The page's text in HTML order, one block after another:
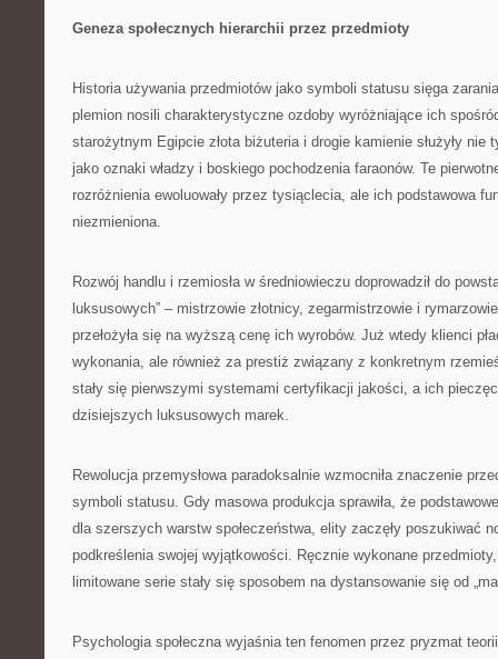
Geneza społecznych hierarchii przez przedmioty
Historia używania przedmiotów jako symboli statusu sięga
plemion nosili charakterystyczne ozdoby wyróżniające ich
starożytnym Egipcie złota biżuteria i drogie kamienie służyły nie
jako oznaki władzy i boskiego pochodzenia faraonów. Te
rozróżnienia ewoluowały przez tysiąclecia, ale ich podstawowa
niezmieniona.
Rozwój handlu i rzemiosła w średniowieczu doprowadził do
luksusowych” – mistrzowie złotnicy, zegarmistrzowie i
przełożyła się na wyższą cenę ich wyrobów. Już wtedy klienci
wykonania, ale również za prestiż związany z konkretnym
stały się pierwszymi systemami certyfikacji jakości, a ich
dzisiejszych luksusowych marek.
Rewolucja przemysłowa paradoksalnie wzmocniła znaczenie
symboli statusu. Gdy masowa produkcja sprawiła, że
dla szerszych warstw społeczeństwa, elity zaczęły poszukiwać
podkreślenia swojej wyjątkowości. Ręcznie wykonane
limitowane serie stały się sposobem na dystansowanie się od
Psychologia społeczna wyjaśnia ten fenomen przez pryzmat